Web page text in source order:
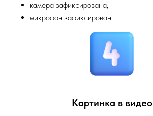
камера зафиксирована;
микрофон зафиксирован.
Картинка в видео